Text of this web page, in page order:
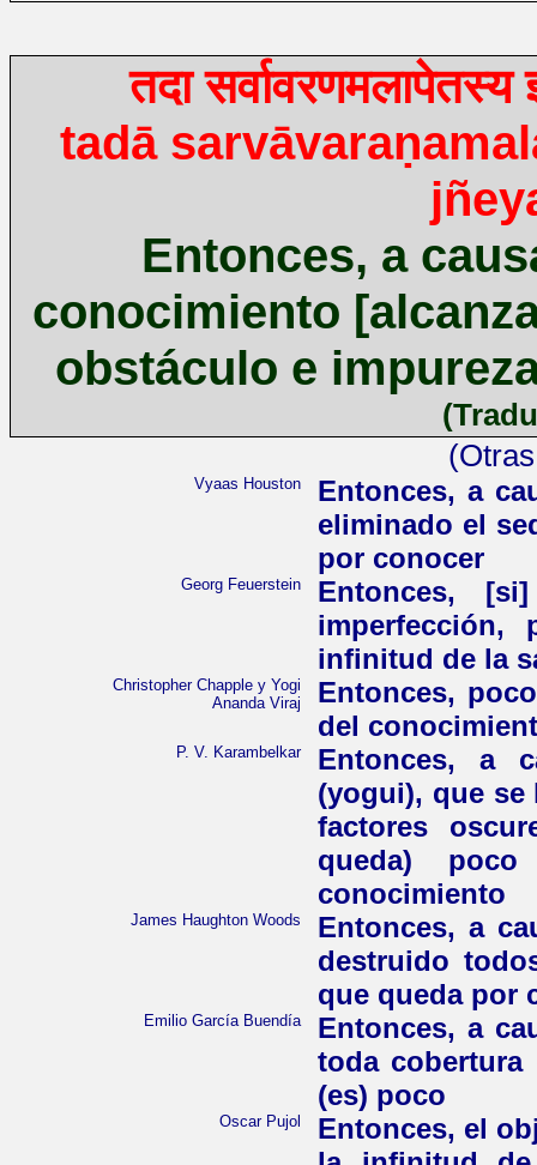
तदा सर्वावरणमलापेतस्य
tadā
Entonces, a
conocimiento
obstáculo e
Vyaas Houston
Entonces, a
eliminado el
por conocer
Georg Feuerstein
Entonces,
infinitud de la
Christopher Chapple y Yogi
Ananda Viraj
Entonces,
del
P. V. Karambelkar
Entonces, a
(yogui), que se
factores
queda)
conocimiento
James Haughton Woods
Entonces, a
destruido
que queda por
Emilio García Buendía
Entonces, a
toda
(es) poco
Oscar Pujol
Entonces, el